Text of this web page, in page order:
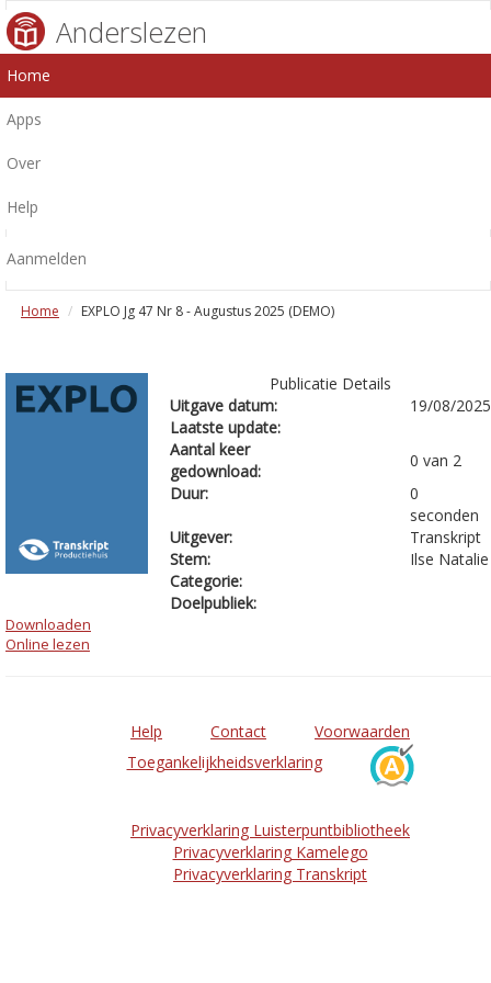
Anderslezen
Home
Apps
Over
Help
Aanmelden
Home EXPLO Jg 47 Nr 8 - Augustus 2025 (DEMO)
Publicatie Details
Uitgave datum:
19/08/2025
Laatste update:
Aantal keer
gedownload:
0 van 2
Duur:
0
seconden
Uitgever:
Transkript
Stem:
Ilse Natalie
Categorie:
Doelpubliek:
Downloaden
Online lezen
Help Contact
Voorwaarden
Toegankelijkheidsverklaring
Privacyverklaring Luisterpuntbibliotheek
Privacyverklaring Kamelego
Privacyverklaring Transkript